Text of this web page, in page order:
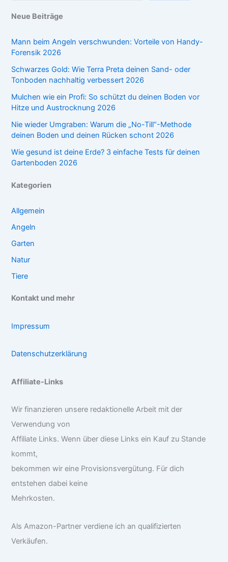
Neue Beiträge
Mann beim Angeln verschwunden: Vorteile von Handy-
Forensik 2026
Schwarzes Gold: Wie Terra Preta deinen Sand- oder
Tonboden nachhaltig verbessert 2026
Mulchen wie ein Profi: So schützt du deinen Boden vor
Hitze und Austrocknung 2026
Nie wieder Umgraben: Warum die „No-Till“-Methode
deinen Boden und deinen Rücken schont 2026
Wie gesund ist deine Erde? 3 einfache Tests für deinen
Gartenboden 2026
Kategorien
Allgemein
Angeln
Garten
Natur
Tiere
Kontakt und mehr
Impressum
Datenschutzerklärung
Affiliate-Links
Wir finanzieren unsere redaktionelle Arbeit mit der
Verwendung von
Affiliate Links. Wenn über diese Links ein Kauf zu Stande
kommt,
bekommen wir eine Provisionsvergütung. Für dich
entstehen dabei keine
Mehrkosten.
Als Amazon-Partner verdiene ich an qualifizierten
Verkäufen.